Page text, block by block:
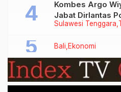
Sulawesi Tenggara
Kombes Argo
Jabat Dirlantas
Bali Ekonomi